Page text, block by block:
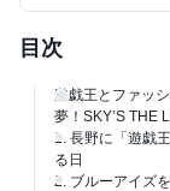
目次
遊戯王とファッ
夢！SKY’S THE
1. 長野に「遊戯
る日
2. ブルーアイズ